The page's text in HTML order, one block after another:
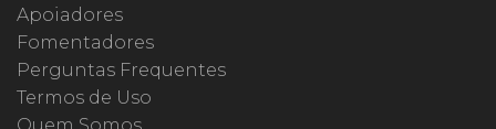
Apoiadores
Fomentadores
Perguntas Frequentes
Termos de Uso